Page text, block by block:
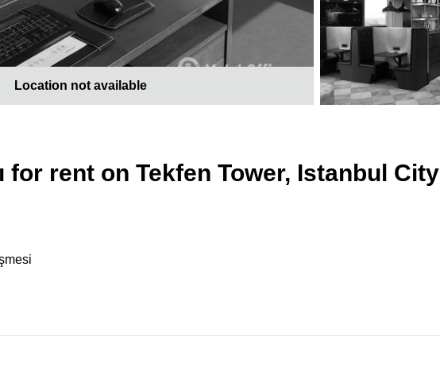
Location not available
for rent on Tekfen Tower, Istanbul City